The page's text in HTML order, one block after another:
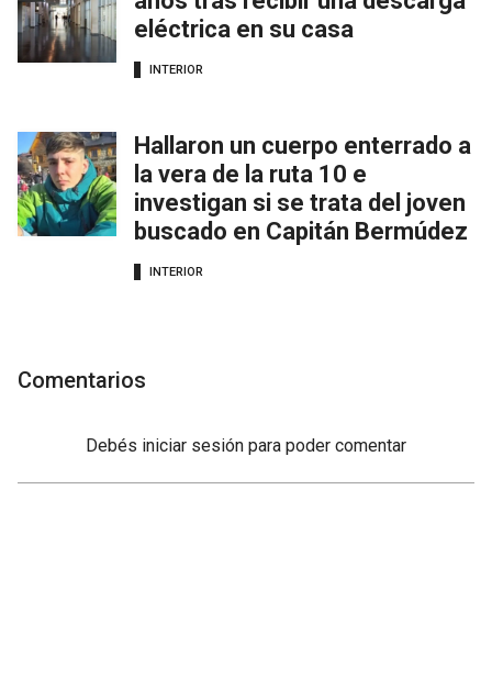
eléctrica en su casa
INTERIOR
Hallaron un cuerpo enterrado a
la vera de la ruta 10 e
investigan si se trata del joven
buscado en Capitán Bermúdez
INTERIOR
Comentarios
Debés iniciar sesión para poder comentar